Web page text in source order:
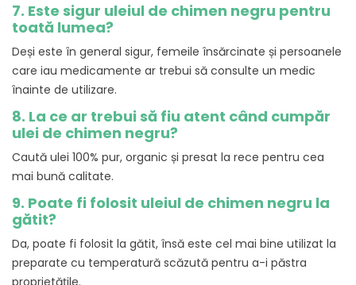
7. Este sigur uleiul de chimen negru pentru
toată lumea?
Deși este în general sigur, femeile însărcinate și persoanele
care iau medicamente ar trebui să consulte un medic
înainte de utilizare.
8. La ce ar trebui să fiu atent când cumpăr
ulei de chimen negru?
Caută ulei 100% pur, organic și presat la rece pentru cea
mai bună calitate.
9. Poate fi folosit uleiul de chimen negru la
gătit?
Da, poate fi folosit la gătit, însă este cel mai bine utilizat la
preparate cu temperatură scăzută pentru a-i păstra